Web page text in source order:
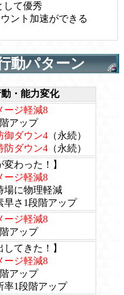
して優秀
ウント加速ができる
動パターン
・能力変化
ージ軽減8
アップ
御ダウン4 （永続）
防ダウン4 （永続）
変わった！】
ージ軽減8
場に物理軽減
早さ1段階アップ
ージ軽減8
アップ
してきた！】
ージ軽減8
アップ
率1段階アップ